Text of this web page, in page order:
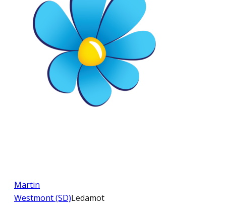
Martin
Westmont (SD)Ledamot